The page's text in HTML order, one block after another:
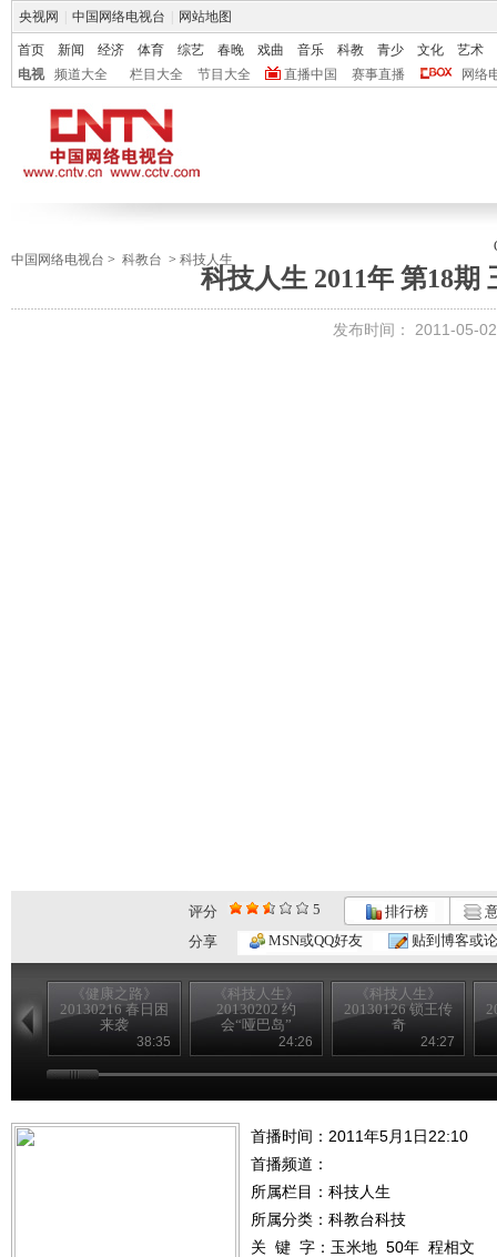
央视网 中国网络电视台 网站地图
首页 新闻 经济 体育 综艺 春晚 戏曲 音乐 科教 青少 文化
艺术
电视
频道大全 栏目大全 节目大全 直播中国 赛事直播 网络
中国网络电视台 > 科教台 > 科技人生
科技人生 2011年 第18期
发布时间： 2011-05-
评分 5 排行榜
分享
MSN或QQ好友 贴到博客或
《健康之路》
20130216 春日困
来袭
38:35
《科技人生》
20130202 约
会“哑巴岛”
24:26
《科技人生》
20130126 锁王传
奇
24:27
首播时间：2011年5月1日22:10
首播频道：
所属栏目： 科技人生
所属分类：科教台科技
关 键 字： 玉米地 50年 程相文